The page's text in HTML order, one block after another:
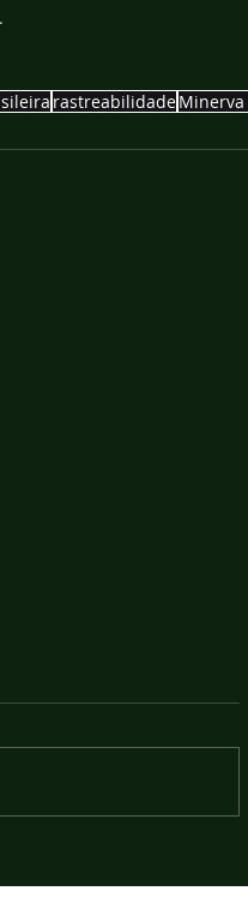
rastreabilidadeMinerva